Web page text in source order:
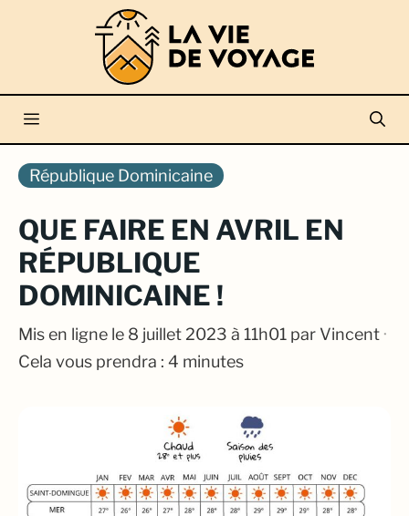
Menu
République Dominicaine
QUE FAIRE EN AVRIL EN
RÉPUBLIQUE
DOMINICAINE !
Mis en ligne le 8 juillet 2023 à 11h01 par Vincent ·
Cela vous prendra : 4 minutes